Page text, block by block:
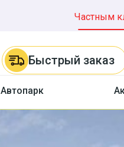
Частным
Быстрый заказ
Автопарк